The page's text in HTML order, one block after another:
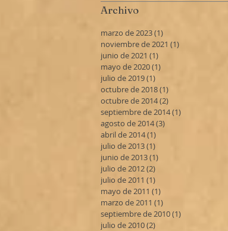
Archivo
marzo de 2023(1)
noviembre de 2021 (1)
junio de 2021 (1)
mayo de 2020(1)
julio de 2019(1)
octubre de 2018(1)
octubre de 2014(2)
septiembre de 2014(1)
agosto de 2014(3)
abril de 2014(1)
julio de 2013(1)
junio de 2013(1)
julio de 2012(2)
julio de 2011 (1)
mayo de 2011 (1)
marzo de 2011 (1)
septiembre de 2010(1)
julio de 2010(2)